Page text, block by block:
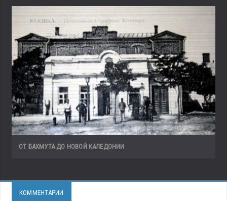
ОТ БАХМУТА ДО НОВОЙ КАЛЕДОНИИ
КОММЕНТАРИИ